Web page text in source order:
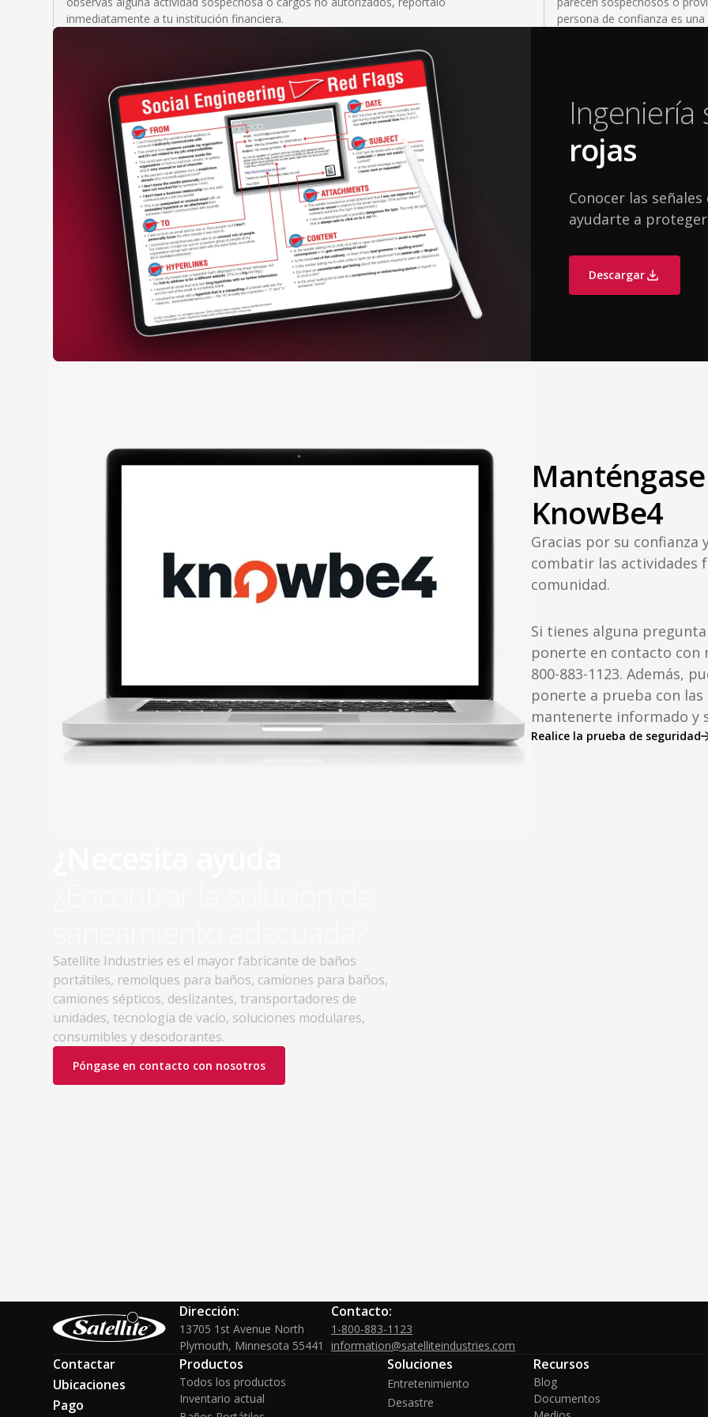
inmediatamente a tu institución financiera.
persona de confianza es
Ingeniería
rojas
Conocer las
ayudarte a
Descargar
KnowBe4
Gracias por su confianza
combatir las actividades
comunidad.
Si tienes alguna
ponerte en contacto con
800-883-1123. Además,
ponerte a prueba con
mantenerte informado y
Realice la prueba de seguridad
Satellite Industries es el mayor fabricante de baños
portátiles, remolques para baños, camiones para baños,
camiones sépticos, deslizantes, transportadores de
unidades, tecnología de vacío, soluciones modulares,
consumibles y desodorantes.
Póngase en contacto con nosotros
Dirección:
13705 1st Avenue North
Plymouth, Minnesota 55441
Contacto:
1-800-883-1123
information@satelliteindustries.com
Contactar
Ubicaciones
Pago
Productos
Todos los productos
Inventario actual
Soluciones
Entretenimiento
Desastre
Recursos
Blog
Documentos